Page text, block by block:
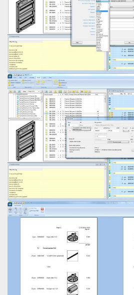
Open
Open